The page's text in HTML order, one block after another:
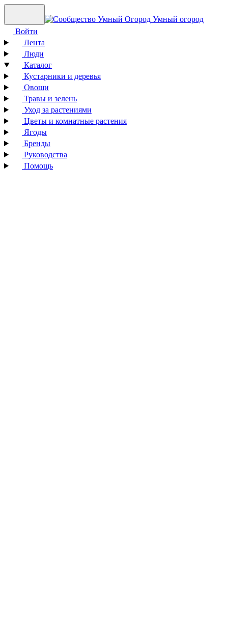
Умный огород
Войти
Лента
Люди
Каталог
Кустарники и деревья
Овощи
Травы и зелень
Уход за растениями
Цветы и комнатные растения
Ягоды
Бренды
Руководства
Помощь